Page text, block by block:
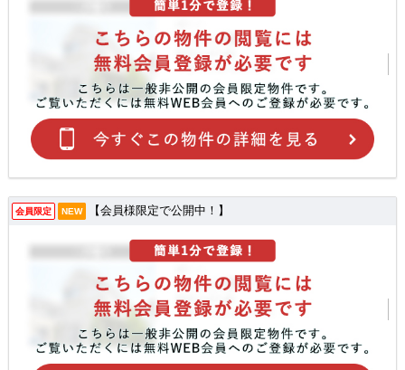
会員限定 NEW 【会員様限定で公開中！】